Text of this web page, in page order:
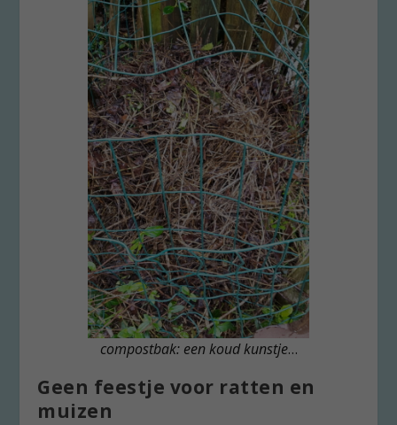
compostbak: een koud kunstje…
Geen feestje voor ratten en
muizen